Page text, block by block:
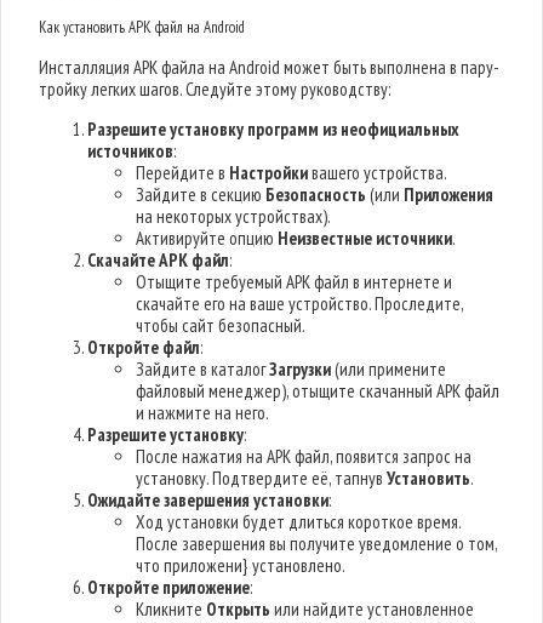
Как установить APK файл на Android
Инсталляция APK файла на Android может быть выполнена в пару-
тройку легких шагов. Следуйте этому руководству:
Разрешите установку программ из неофициальных
источников:
Перейдите в Настройкивашего устройства.
Зайдите в секцию Безопасность (или Приложения
на некоторых устройствах).
Активируйте опцию Неизвестные источники.
Скачайте APK файл:
Отыщите требуемый APK файл в интернете и
скачайте его на ваше устройство. Проследите,
чтобы сайт безопасный.
Откройте файл:
Зайдите в каталогЗагрузки(или примените
файловый менеджер), отыщите скачанный APK файл
и нажмите на него.
Разрешите установку:
После нажатия на APK файл, появится запрос на
установку. Подтвердите её, тапнувУстановить.
Ожидайте завершения установки:
Ход установки будет длиться короткое время.
После завершения вы получите уведомление о том,
что приложени} установлено.
Откройте приложение:
Кликните Открыть или найдите установленное